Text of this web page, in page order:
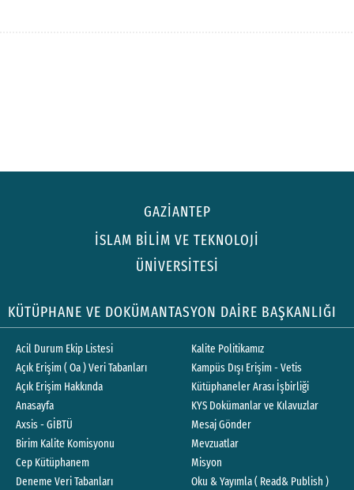
GAZİANTEP
İSLAM BİLİM VE TEKNOLOJİ
ÜNİVERSİTESİ
KÜTÜPHANE VE DOKÜMANTASYON DAİRE BAŞKANLIĞI
Acil Durum Ekip Listesi
Açık Erişim ( Oa ) Veri Tabanları
Açık Erişim Hakkında
Anasayfa
Axsis - GİBTÜ
Birim Kalite Komisyonu
Cep Kütüphanem
Deneme Veri Tabanları
Kalite Politikamız
Kampüs Dışı Erişim - Vetis
Kütüphaneler Arası İşbirliği
KYS Dokümanlar ve Kılavuzlar
Mesaj Gönder
Mevzuatlar
Misyon
Oku & Yayımla ( Read& Publish )